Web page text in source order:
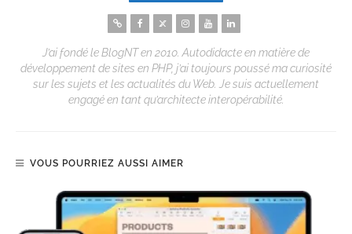
J’ai fondé le BlogNT en 2010. Autodidacte en matière de
développement de sites en PHP, j’ai toujours poussé ma curiosité
sur les sujets et les actualités du Web. Je suis actuellement
engagé en tant qu’architecte interopérabilité.
VOUS POURRIEZ AUSSI AIMER